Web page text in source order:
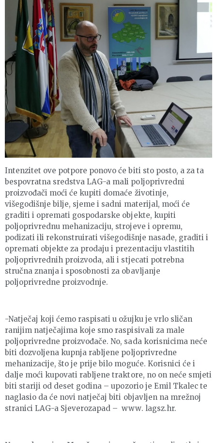
Intenzitet ove potpore ponovo će biti sto posto, a za ta
bespovratna sredstva LAG-a mali poljoprivredni
proizvođači moći će kupiti domaće životinje,
višegodišnje bilje, sjeme i sadni materijal, moći će
graditi i opremati gospodarske objekte, kupiti
poljoprivrednu mehanizaciju, strojeve i opremu,
podizati ili rekonstruirati višegodišnje nasade, graditi i
opremati objekte za prodaju i prezentaciju vlastitih
poljoprivrednih proizvoda, ali i stjecati potrebna
stručna znanja i sposobnosti za obavljanje
poljoprivredne proizvodnje.
-Natječaj koji ćemo raspisati u ožujku je vrlo sličan
ranijim natječajima koje smo raspisivali za male
poljoprivredne proizvođače. No, sada korisnicima neće
biti dozvoljena kupnja rabljene poljoprivredne
mehanizacije, što je prije bilo moguće. Korisnici će i
dalje moći kupovati rabljene traktore, no on neće smjeti
biti stariji od deset godina – upozorio je Emil Tkalec te
naglasio da će novi natječaj biti objavljen na mrežnoj
stranici LAG-a Sjeverozapad – www. lagsz.hr.